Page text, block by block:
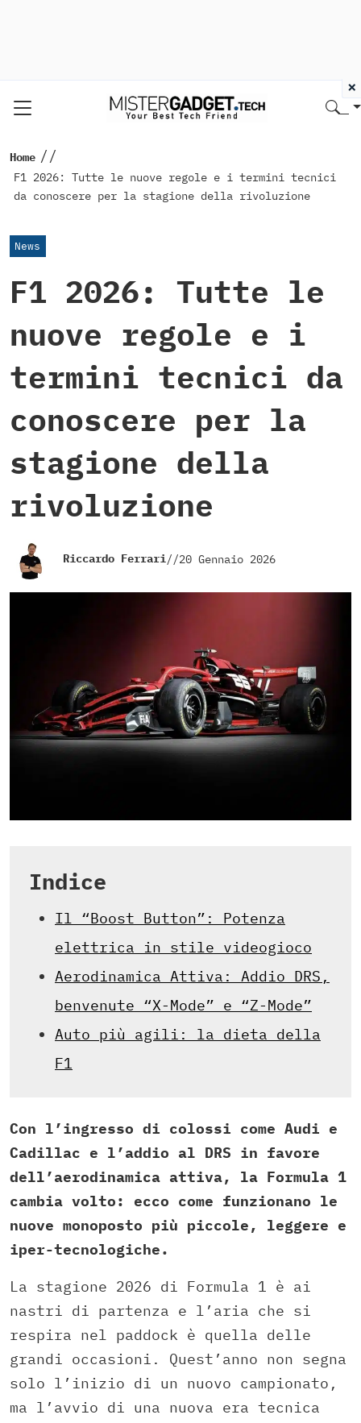
Home //
F1 2026: Tutte le nuove regole e i termini tecnici
da conoscere per la stagione della rivoluzione
News
F1 2026: Tutte le
nuove regole e i
termini tecnici da
conoscere per la
stagione della
rivoluzione
Riccardo Ferrari//20 Gennaio 2026
Indice
Il “Boost Button”: Potenza
elettrica in stile videogioco
Aerodinamica Attiva: Addio DRS,
benvenute “X-Mode” e “Z-Mode”
Auto più agili: la dieta della
F1
Con l’ingresso di colossi come Audi e
Cadillac e l’addio al DRS in favore
dell’aerodinamica attiva, la Formula 1
cambia volto: ecco come funzionano le
nuove monoposto più piccole, leggere e
iper-tecnologiche.
La stagione 2026 di Formula 1 è ai
nastri di partenza e l’aria che si
respira nel paddock è quella delle
grandi occasioni. Quest’anno non segna
solo l’inizio di un nuovo campionato,
ma l’avvio di una nuova era tecnica
×